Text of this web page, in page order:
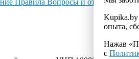
Kupika.by
опыта,
Нажав
с
Правила Вопросы и ответы